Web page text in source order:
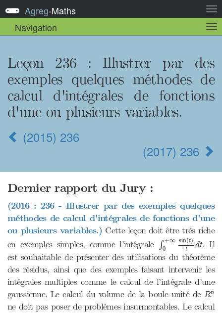
la
Agreg-Maths
Navigation
la
Leçon 236 : Illustrer par des
exemples quelques méthodes de
calcul d'intégrales de fonctions
d'une ou plusieurs variables.
(2015) 236
(2017) 236
Dernier rapport du Jury :
(2016 : 236 - Illustrer par des exemples quelques
méthodes de calcul d'intégrales de fonctions d'une
ou plusieurs variables.) Cette leçon doit être très riche
en exemples simples, comme l’intégrale
∫ +∞
0
sin(t)
t dt
+∞ sin(
. Il
est souhaitable de présenter des utilisations du théorème
des résidus, ainsi que des exemples faisant intervenir les
intégrales multiples comme le calcul de l’intégrale d’une
gaussienne. Le calcul du volume de la boule unité deRn
Rn
ne doit pas poser de problèmes insurmontables. Le calcul